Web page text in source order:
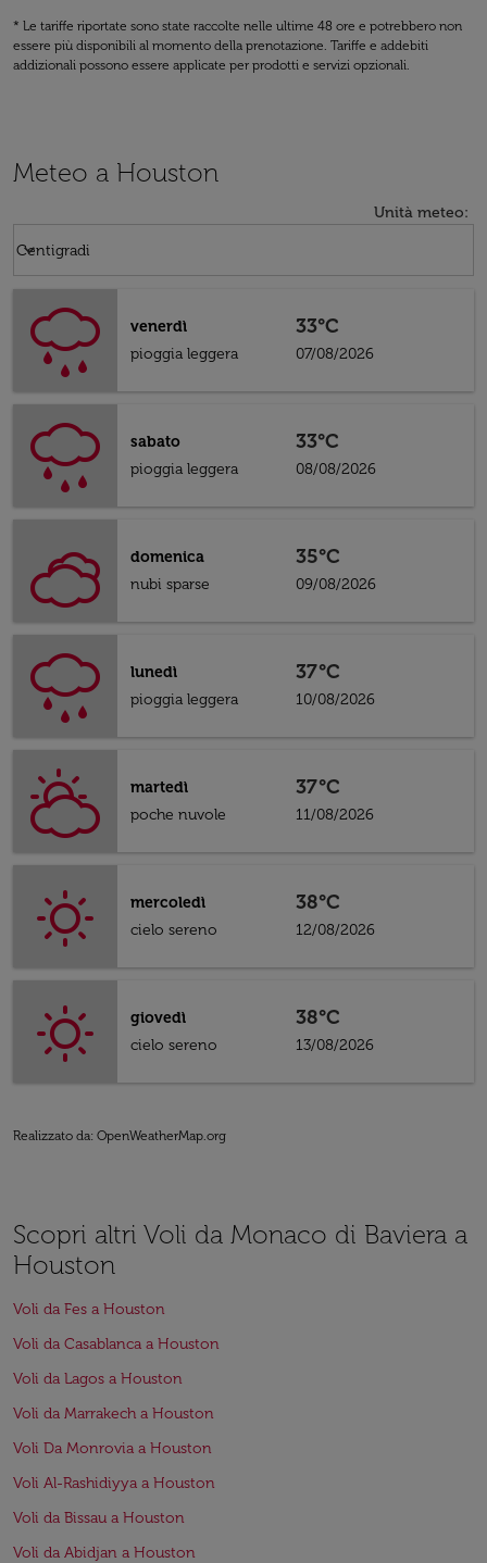
* Le tariffe riportate sono state raccolte nelle ultime 48 ore e potrebbero non
essere più disponibili al momento della prenotazione. Tariffe e addebiti
addizionali possono essere applicate per prodotti e servizi opzionali.
Meteo a Houston
Unità meteo:
Centigradi
keyboard_arrow_down
venerdì
pioggia leggera
33°C
07/08/2026
sabato
pioggia leggera
33°C
08/08/2026
domenica
nubi sparse
35°C
09/08/2026
lunedì
pioggia leggera
37°C
10/08/2026
martedì
poche nuvole
37°C
11/08/2026
mercoledì
cielo sereno
38°C
12/08/2026
giovedì
cielo sereno
38°C
13/08/2026
Realizzato da: OpenWeatherMap.org
Scopri altri Voli da Monaco di Baviera a
Houston
Voli da Fes a Houston
Voli da Casablanca a Houston
Voli da Lagos a Houston
Voli da Marrakech a Houston
Voli Da Monrovia a Houston
Voli Al-Rashidiyya a Houston
Voli da Bissau a Houston
Voli da Abidjan a Houston